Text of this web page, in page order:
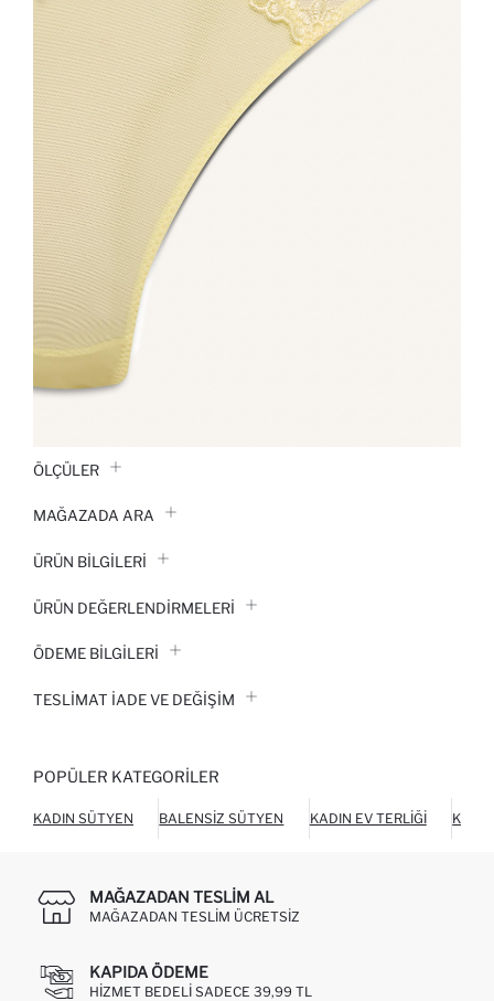
ÖLÇÜLER
MAĞAZADA ARA
ÜRÜN BILGILERI
ÜRÜN DEĞERLENDİRMELERİ
ÖDEME BİLGİLERİ
TESLIMAT İADE VE DEĞIŞIM
POPÜLER KATEGORILER
KADIN SÜTYEN BALENSIZ SÜTYEN KADIN EV TERLIĞI
MAĞAZADAN TESLIM AL
MAĞAZADAN TESLIM ÜCRETSIZ
KAPIDA ÖDEME
HIZMET BEDELI SADECE 39,99 TL